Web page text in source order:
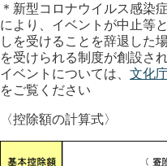
＊新型コロナウイルス感染
により、イベントが中止等
しを受けることを辞退した
を受けられる制度が創設さ
イベントについては、 文化
をご覧ください
〈控除額の計算式〉